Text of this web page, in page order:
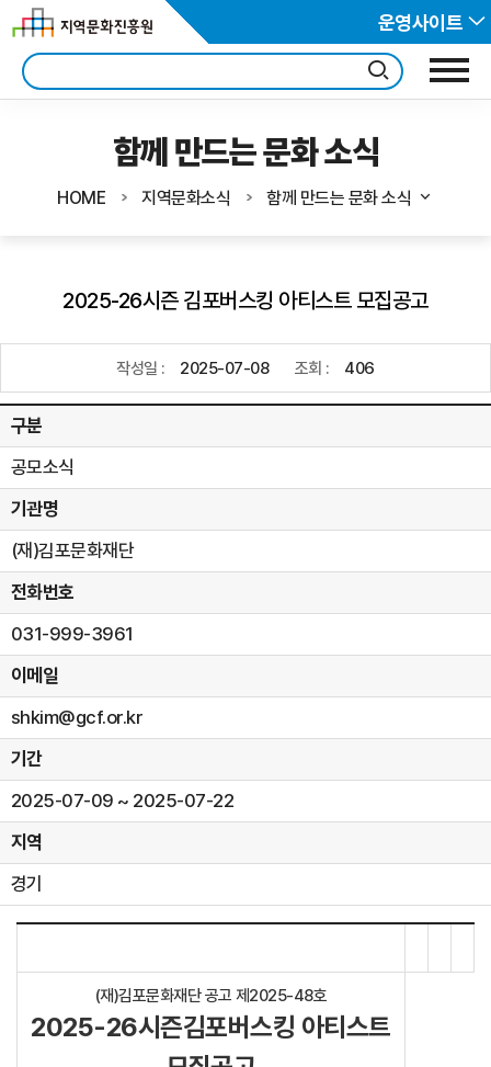
운영사이트
함께 만드는 문화 소식
HOME 지역문화소식 함께 만드는 문화 소식
2025-26시즌 김포버스킹 아티스트 모집공고
작성일 : 2025-07-08 조회 : 406
구분
공모소식
기관명
(재)김포문화재단
전화번호
031-999-3961
이메일
shkim@gcf.or.kr
기간
2025-07-09 ~ 2025-07-22
지역
경기
(재)김포문화재단 공고 제2025-48호
2025-26시즌김포버스킹 아티스트